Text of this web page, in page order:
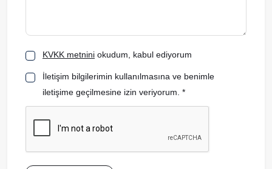
KVKK metnini okudum, kabul ediyorum
İletişim bilgilerimin kullanılmasına ve benimle
iletişime geçilmesine izin veriyorum. *